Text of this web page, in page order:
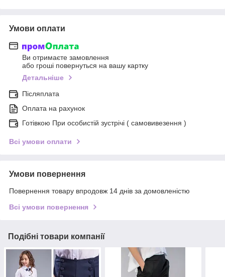
Умови оплати
Ви отримаєте замовлення
або гроші повернуться на вашу картку
Детальніше
Післяплата
Оплата на рахунок
Готівкою При особистій зустрічі ( самовивезення )
Всі умови оплати
Умови повернення
Повернення товару впродовж 14 днів за домовленістю
Всі умови повернення
Подібні товари компанії